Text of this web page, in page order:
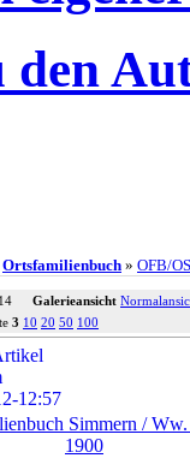
Ortsfamilienbuch » OFB/
Galerieansicht
3 10 20 50 100
Simmern /
1900